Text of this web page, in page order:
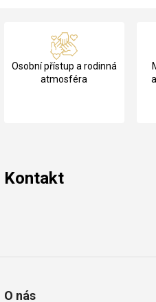
Osobní přístup a rodinná
atmosféra
Kontakt
O nás